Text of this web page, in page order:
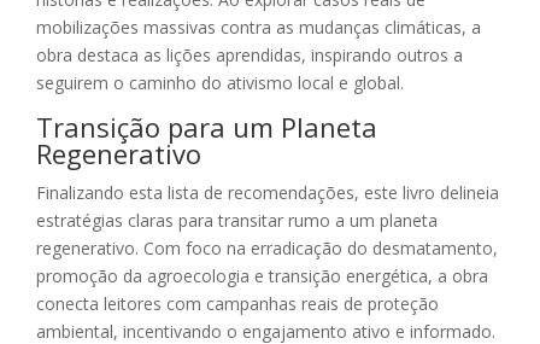
mobilizações massivas contra as mudanças climáticas, a
obra destaca as lições aprendidas, inspirando outros a
seguirem o caminho do ativismo local e global.
Transição para um Planeta
Regenerativo
Finalizando esta lista de recomendações, este livro delineia
estratégias claras para transitar rumo a um planeta
regenerativo. Com foco na erradicação do desmatamento,
promoção da agroecologia e transição energética, a obra
conecta leitores com campanhas reais de proteção
ambiental, incentivando o engajamento ativo e informado.